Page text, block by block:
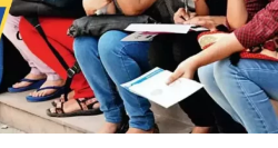
दे रहेCTET Answer Key 2024
और जन्म की तारीख दर्ज करके
Key स्क्रीन पर प्रदर्शित हो